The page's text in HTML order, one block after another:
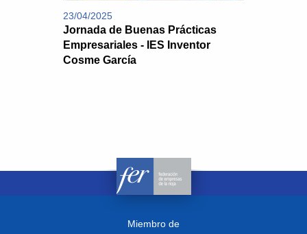
23/04/2025
Jornada de Buenas Prácticas
Empresariales - IES Inventor
Cosme García
Miembro de